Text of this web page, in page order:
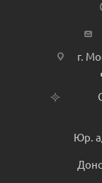
г.
Юр.